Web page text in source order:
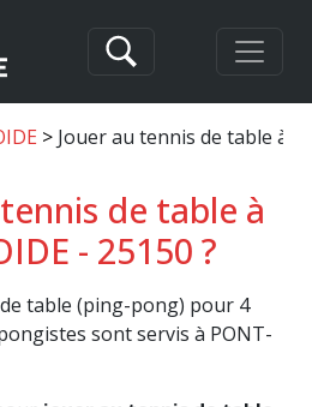
Jouer au tennis de table à
de table à
- 25150 ?
table (ping-pong) pour 4
sont servis à PONT-